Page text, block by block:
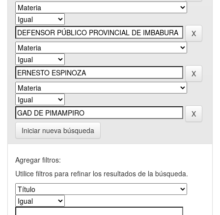
Iniciar nueva búsqueda
Agregar filtros:
Utilice filtros para refinar los resultados de la búsqueda.